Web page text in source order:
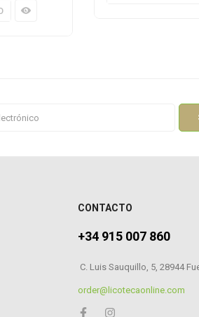
CONTACTO
+34 915 007 860
C. Luis Sauquillo, 5, 28944
order@licotecaonline.com